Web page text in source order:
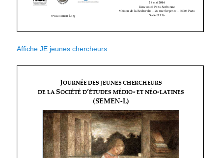
Affiche JE jeunes chercheurs